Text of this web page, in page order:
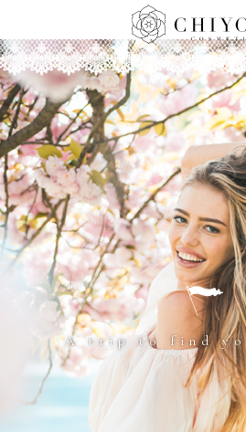
A trip to find